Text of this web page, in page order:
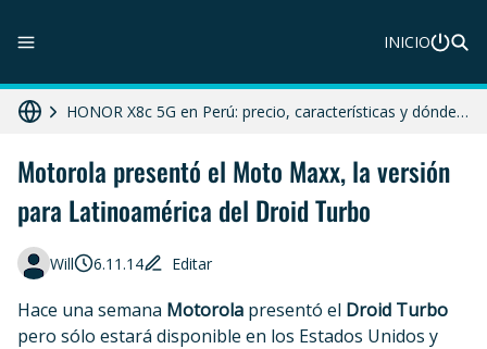
INICIO
HONOR X8c 5G en Perú: precio, características y dónde comprar
Motorola presentó el Moto Maxx, la versión
para Latinoamérica del Droid Turbo
Will 6.11.14 Editar
Hace una semana Motorola presentó el Droid Turbo
pero sólo estará disponible en los Estados Unidos y